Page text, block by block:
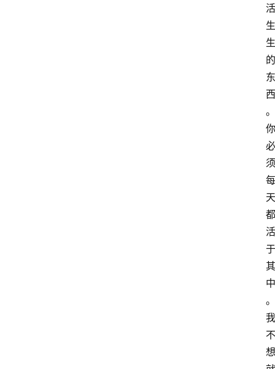
活
生
生
的
东
西
。
你
必
须
每
天
都
活
于
其
中
。
我
不
想